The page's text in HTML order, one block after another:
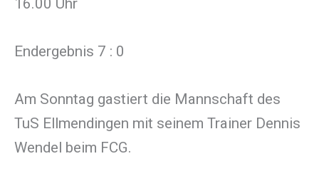
Endergebnis 7 : 0
Am Sonntag gastiert die Mannschaft des
TuS Ellmendingen mit seinem Trainer Dennis
Wendel beim FCG.